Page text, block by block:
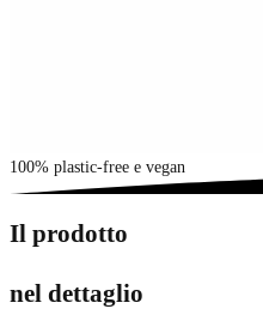
100% plastic-free e vegan
Il prodotto
nel dettaglio